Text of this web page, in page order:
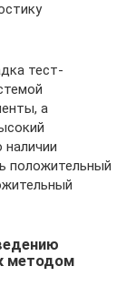
тест-
а
положительный
методом